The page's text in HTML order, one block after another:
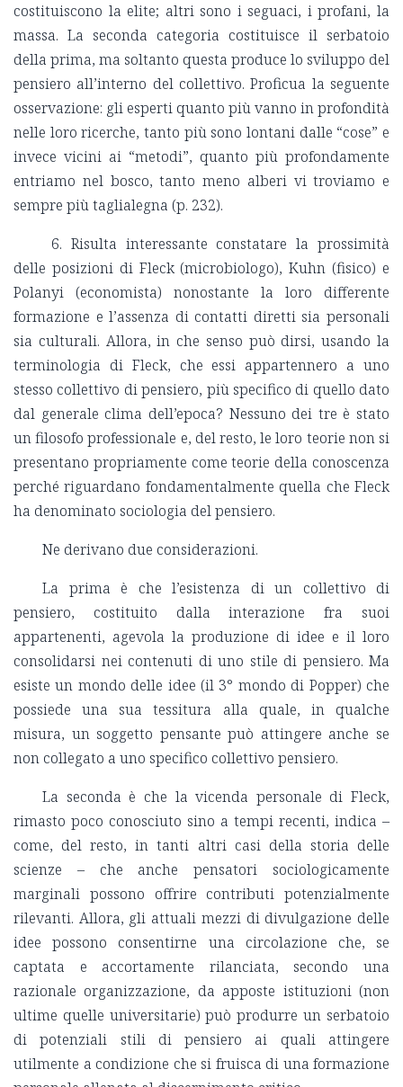
costituiscono la elite; altri sono i seguaci, i profani, la
massa. La seconda categoria costituisce il serbatoio
della prima, ma soltanto questa produce lo sviluppo del
pensiero all’interno del collettivo. Proficua la seguente
osservazione: gli esperti quanto più vanno in profondità
nelle loro ricerche, tanto più sono lontani dalle “cose” e
invece vicini ai “metodi”, quanto più profondamente
entriamo nel bosco, tanto meno alberi vi troviamo e
sempre più taglialegna (p. 232).
6. Risulta interessante constatare la prossimità
delle posizioni di Fleck (microbiologo), Kuhn (fisico) e
Polanyi (economista) nonostante la loro differente
formazione e l’assenza di contatti diretti sia personali
sia culturali. Allora, in che senso può dirsi, usando la
terminologia di Fleck, che essi appartennero a uno
stesso collettivo di pensiero, più specifico di quello dato
dal generale clima dell’epoca? Nessuno dei tre è stato
un filosofo professionale e, del resto, le loro teorie non si
presentano propriamente come teorie della conoscenza
perché riguardano fondamentalmente quella che Fleck
ha denominato sociologia del pensiero.
Ne derivano due considerazioni.
La prima è che l’esistenza di un collettivo di
pensiero, costituito dalla interazione fra suoi
appartenenti, agevola la produzione di idee e il loro
consolidarsi nei contenuti di uno stile di pensiero. Ma
esiste un mondo delle idee (il 3° mondo di Popper) che
possiede una sua tessitura alla quale, in qualche
misura, un soggetto pensante può attingere anche se
non collegato a uno specifico collettivo pensiero.
La seconda è che la vicenda personale di Fleck,
rimasto poco conosciuto sino a tempi recenti, indica –
come, del resto, in tanti altri casi della storia delle
scienze – che anche pensatori sociologicamente
marginali possono offrire contributi potenzialmente
rilevanti. Allora, gli attuali mezzi di divulgazione delle
idee possono consentirne una circolazione che, se
captata e accortamente rilanciata, secondo una
razionale organizzazione, da apposte istituzioni (non
ultime quelle universitarie) può produrre un serbatoio
di potenziali stili di pensiero ai quali attingere
utilmente a condizione che si fruisca di una formazione